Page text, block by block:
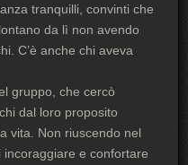
tranquilli, convinti che
da lì non avendo
C’è anche chi aveva
gruppo, che cercò
dal loro proposito
vita. Non riuscendo nel
incoraggiare e confortare